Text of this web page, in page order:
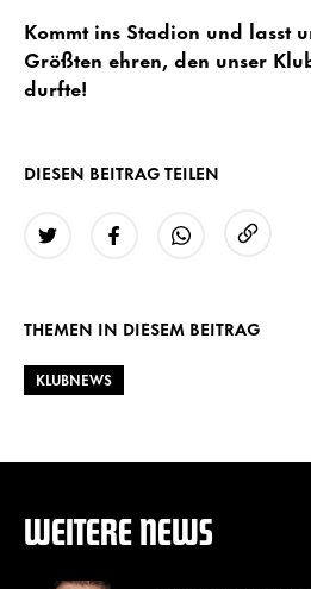
Kommt ins Stadion und lasst
Größten ehren, den unser
durfte!
DIESEN BEITRAG TEILEN
THEMEN IN DIESEM BEITRAG
KLUBNEWS
WEITERE NEWS